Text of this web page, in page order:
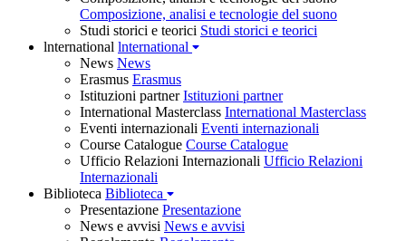
Composizione, analisi e tecnologie del suono
Studi storici e teorici Studi storici e teorici
lnternational lnternational
News News
Erasmus Erasmus
Istituzioni partner Istituzioni partner
International Masterclass International Masterclass
Eventi internazionali Eventi internazionali
Course Catalogue Course Catalogue
Ufficio Relazioni Internazionali Ufficio Relazioni
Internazionali
Biblioteca Biblioteca
Presentazione Presentazione
News e avvisi News e avvisi